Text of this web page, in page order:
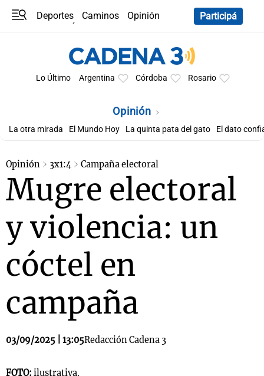
Deportes Caminos
Opinión
Participá
Lo Último Argentina Córdoba Rosario
Opinión
La otra mirada El Mundo Hoy La quinta pata del gato El dato
Opinión 3x1:4 Campaña electoral
Mugre electoral
y violencia: un
cóctel en
campaña
03/09/2025 | 13:05Redacción Cadena 3
FOTO: ilustrativa.